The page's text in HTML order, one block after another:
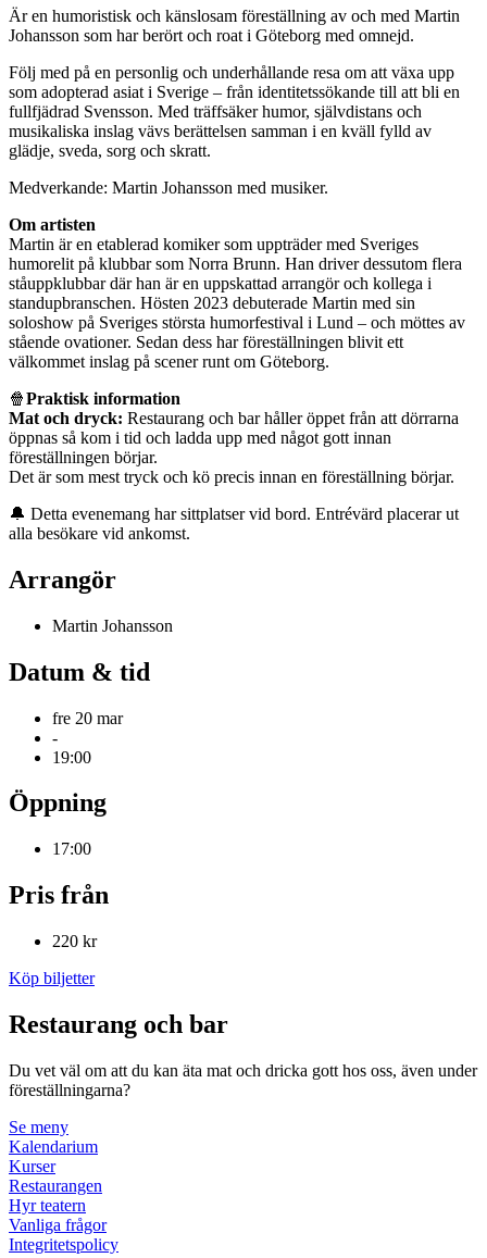
Är en humoristisk och känslosam föreställning av och med Martin
Johansson som har berört och roat i Göteborg med omnejd.
Följ med på en personlig och underhållande resa om att växa upp
som adopterad asiat i Sverige – från identitetssökande till att bli en
fullfjädrad Svensson. Med träffsäker humor, självdistans och
musikaliska inslag vävs berättelsen samman i en kväll fylld av
glädje, sveda, sorg och skratt.
Medverkande: Martin Johansson med musiker.
Om artisten
Martin är en etablerad komiker som uppträder med Sveriges
humorelit på klubbar som Norra Brunn. Han driver dessutom flera
ståuppklubbar där han är en uppskattad arrangör och kollega i
standupbranschen. Hösten 2023 debuterade Martin med sin
soloshow på Sveriges största humorfestival i Lund – och möttes av
stående ovationer. Sedan dess har föreställningen blivit ett
välkommet inslag på scener runt om Göteborg.
🍿Praktisk information
Mat och dryck: Restaurang och bar håller öppet från att dörrarna
öppnas så kom i tid och ladda upp med något gott innan
föreställningen börjar.
Det är som mest tryck och kö precis innan en föreställning börjar.
🔔 Detta evenemang har sittplatser vid bord. Entrévärd placerar ut
alla besökare vid ankomst.
Arrangör
Martin Johansson
Datum & tid
fre 20 mar
-
19:00
Öppning
17:00
Pris från
220 kr
Köp biljetter
Restaurang och bar
Du vet väl om att du kan äta mat och dricka gott hos oss, även under
föreställningarna?
Se meny
Kalendarium
Kurser
Restaurangen
Hyr teatern
Vanliga frågor
Integritetspolicy